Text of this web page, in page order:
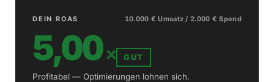
DEIN ROAS 10.000 € Umsatz / 2.000 € Spend
5,00×
GUT
Profitabel — Optimierungen lohnen sich.